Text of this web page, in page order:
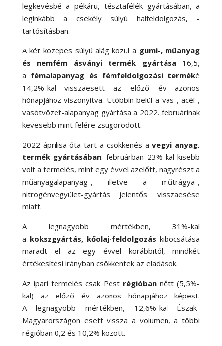
legkevésbé a pékáru, tésztafélék gyártásában, a
leginkább a csekély súlyú halfeldolgozás, -
tartósításban.
A két közepes súlyú alág közül a gumi-, műanyag
és nemfém ásványi termék gyártása
16,5,
a fémalapanyag és fémfeldolgozási terméké
14,2%-kal visszaesett az előző év azonos
hónapjához viszonyítva. Utóbbin belül a vas-, acél-,
vasötvözet-alapanyag gyártása a 2022. februárinak
kevesebb mint felére zsugorodott.
2022 áprilisa óta tart a csökkenés a vegyi anyag,
termék gyártásában: februárban 23%-kal kisebb
volt a termelés, mint egy évvel azelőtt, nagyrészt a
műanyagalapanyag-, illetve a műtrágya-,
nitrogénvegyület-gyártás jelentős visszaesése
miatt.
A legnagyobb mértékben, 31%-kal
a kokszgyártás, kőolaj-feldolgozás kibocsátása
maradt el az egy évvel korábbitól, mindkét
értékesítési irányban csökkentek az eladások.
Az ipari termelés csak Pest régióban nőtt (5,5%-
kal) az előző év azonos hónapjához képest.
A legnagyobb mértékben, 12,6%-kal Észak-
Magyarországon esett vissza a volumen, a többi
régióban 0,2 és 10,2% között.